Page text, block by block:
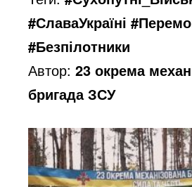
#СлаваУкраїні
#Безпілотники
Автор:23 окрема
бригада ЗСУ